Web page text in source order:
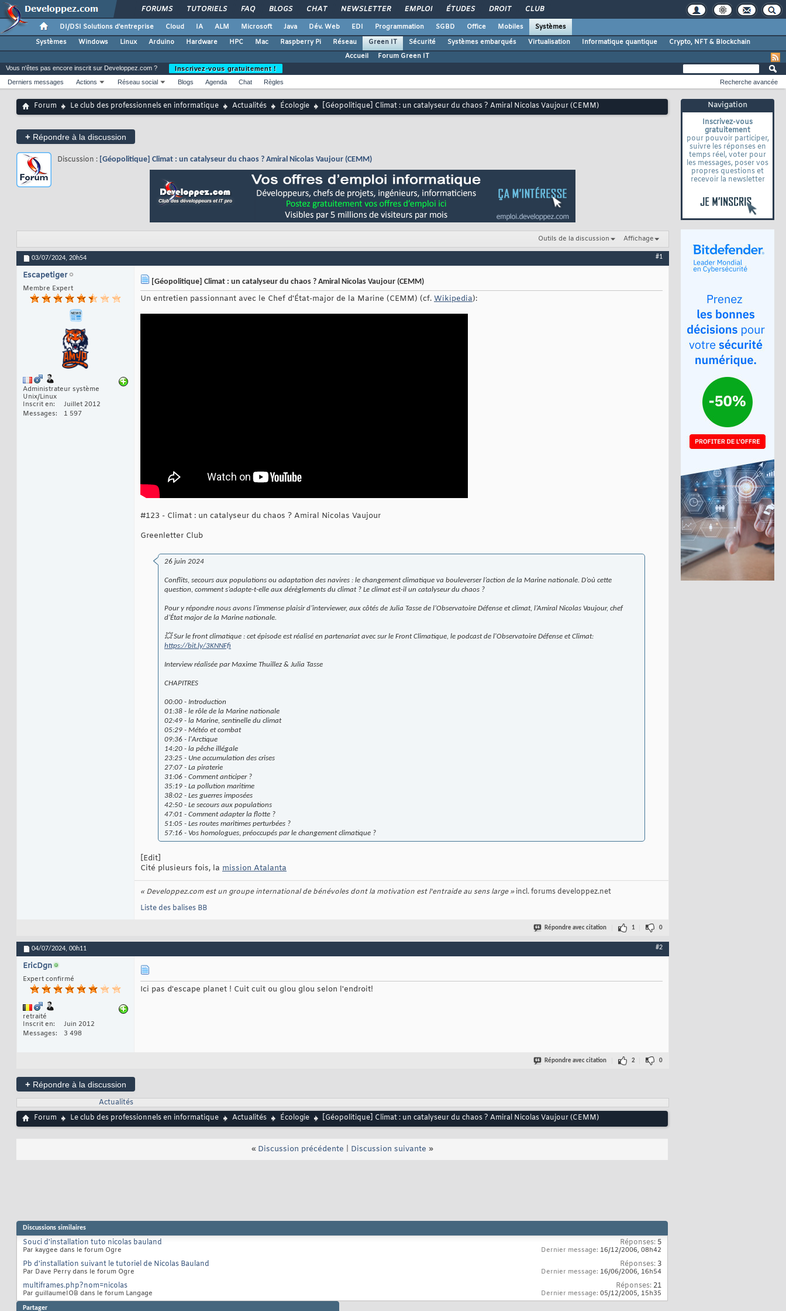
FORUMS TUTORIELS FAQ BLOGS CHAT NEWSLETTER EMPLOI ÉTUDES DROIT CLUB
DI/DSI Solutions d'entreprise Cloud IA ALM Microsoft Java Dév. Web EDI Programmation SGBD Office Mobiles
Systèmes
Systèmes
Windows Linux Arduino Hardware HPC Mac Raspberry Pi Réseau Green IT Sécurité Systèmes embarqués Virtualisation Informatique quantique
Crypto, NFT & Blockchain
Accueil
Forum Green IT
Navigation
Inscrivez-vous
gratuitement
pour pouvoir participer,
suivre les réponses en
temps réel, voter pour
les messages, poser vos
propres questions et
recevoir la newsletter
Vous n'êtes pas encore inscrit sur Developpez.com ?
Inscrivez-vous gratuitement !
Derniers messages
Actions Réseau social Blogs Agenda Chat Règles Recherche avancée
Forum Le club des professionnels en informatique Actualités Écologie [Géopolitique] Climat : un catalyseur du chaos ? Amiral Nicolas Vaujour (CEMM)
+ Répondre à la discussion
Discussion : [Géopolitique] Climat : un catalyseur du chaos ? Amiral Nicolas Vaujour (CEMM)
Outils de la discussion Affichage
03/07/2024, 20h54 #1
Escapetiger
Membre Expert
Administrateur système
Unix/Linux
Inscrit en
Juillet 2012
Messages
1 597
[Géopolitique] Climat : un catalyseur du chaos ? Amiral Nicolas Vaujour (CEMM)
Un entretien passionnant avec le Chef d'État-major de la Marine (CEMM) (cf. Wikipedia):
#123 - Climat : un catalyseur du chaos ? Amiral Nicolas Vaujour
Greenletter Club
26 juin 2024
Conflits, secours aux populations ou adaptation des navires : le changement climatique va bouleverser l’action de la Marine nationale. D’où cette
question, comment s’adapte-t-elle aux dérèglements du climat ? Le climat est-il un catalyseur du chaos ?
Pour y répondre nous avons l’immense plaisir d’interviewer, aux côtés de Julia Tasse de l’Observatoire Défense et climat, l’Amiral Nicolas Vaujour, chef
d’État major de la Marine nationale.
💥 Sur le front climatique : cet épisode est réalisé en partenariat avec sur le Front Climatique, le podcast de l'Observatoire Défense et Climat:
https://bit.ly/3KNNFfi
Interview réalisée par Maxime Thuillez & Julia Tasse
CHAPITRES
00:00 - Introduction
01:38 - le rôle de la Marine nationale
02:49 - la Marine, sentinelle du climat
05:29 - Météo et combat
09:36 - l'Arctique
14:20 - la pêche illégale
23:25 - Une accumulation des crises
27:07 - La piraterie
31:06 - Comment anticiper ?
35:19 - La pollution maritime
38:02 - Les guerres imposées
42:50 - Le secours aux populations
47:01 - Comment adapter la flotte ?
51:05 - Les routes maritimes perturbées ?
57:16 - Vos homologues, préoccupés par le changement climatique ?
[Edit]
Cité plusieurs fois, la mission Atalanta
« Developpez.com est un groupe international de bénévoles dont la motivation est l'entraide au sens large »incl. forums developpez.net
Liste des balises BB
Répondre avec citation 1 0
04/07/2024, 00h11 #2
EricDgn
Expert confirmé
retraité
Inscrit en
Juin 2012
Messages
3 498
Ici pas d'escape planet ! Cuit cuit ou glou glou selon l'endroit!
Répondre avec citation 2 0
+ Répondre à la discussion
Actualités
Forum
Le club des professionnels en informatique Actualités Écologie [Géopolitique] Climat : un catalyseur du chaos ? Amiral Nicolas Vaujour (CEMM)
« Discussion précédente Discussion suivante »
Discussions similaires
Souci d'installation tuto nicolas bauland
Par kaygee dans le forum Ogre
Réponses: 5
Dernier message: 16/12/2006, 08h42
Pb d'installation suivant le tutoriel de Nicolas Bauland
Par Dave Perry dans le forum Ogre
Réponses: 3
Dernier message: 16/06/2006, 16h54
multiframes.php?nom=nicolas
Par guillaumeIOB dans le forum Langage
Réponses: 21
Dernier message: 05/12/2005, 15h35
Partager